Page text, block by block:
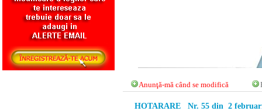
Anunţă-mă când se modifică
HOTARARE Nr. 55 din 2